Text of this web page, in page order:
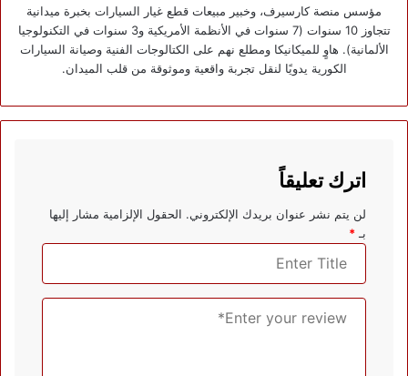
مؤسس منصة كارسيرف، وخبير مبيعات قطع غيار السيارات بخبرة ميدانية
تتجاوز 10 سنوات (7 سنوات في الأنظمة الأمريكية و3 سنوات في التكنولوجيا
الألمانية). هاوٍ للميكانيكا ومطلع نهم على الكتالوجات الفنية وصيانة السيارات
الكورية يدويًا لنقل تجربة واقعية وموثوقة من قلب الميدان.
اترك تعليقاً
لن يتم نشر عنوان بريدك الإلكتروني. الحقول الإلزامية مشار إليها
بـ *